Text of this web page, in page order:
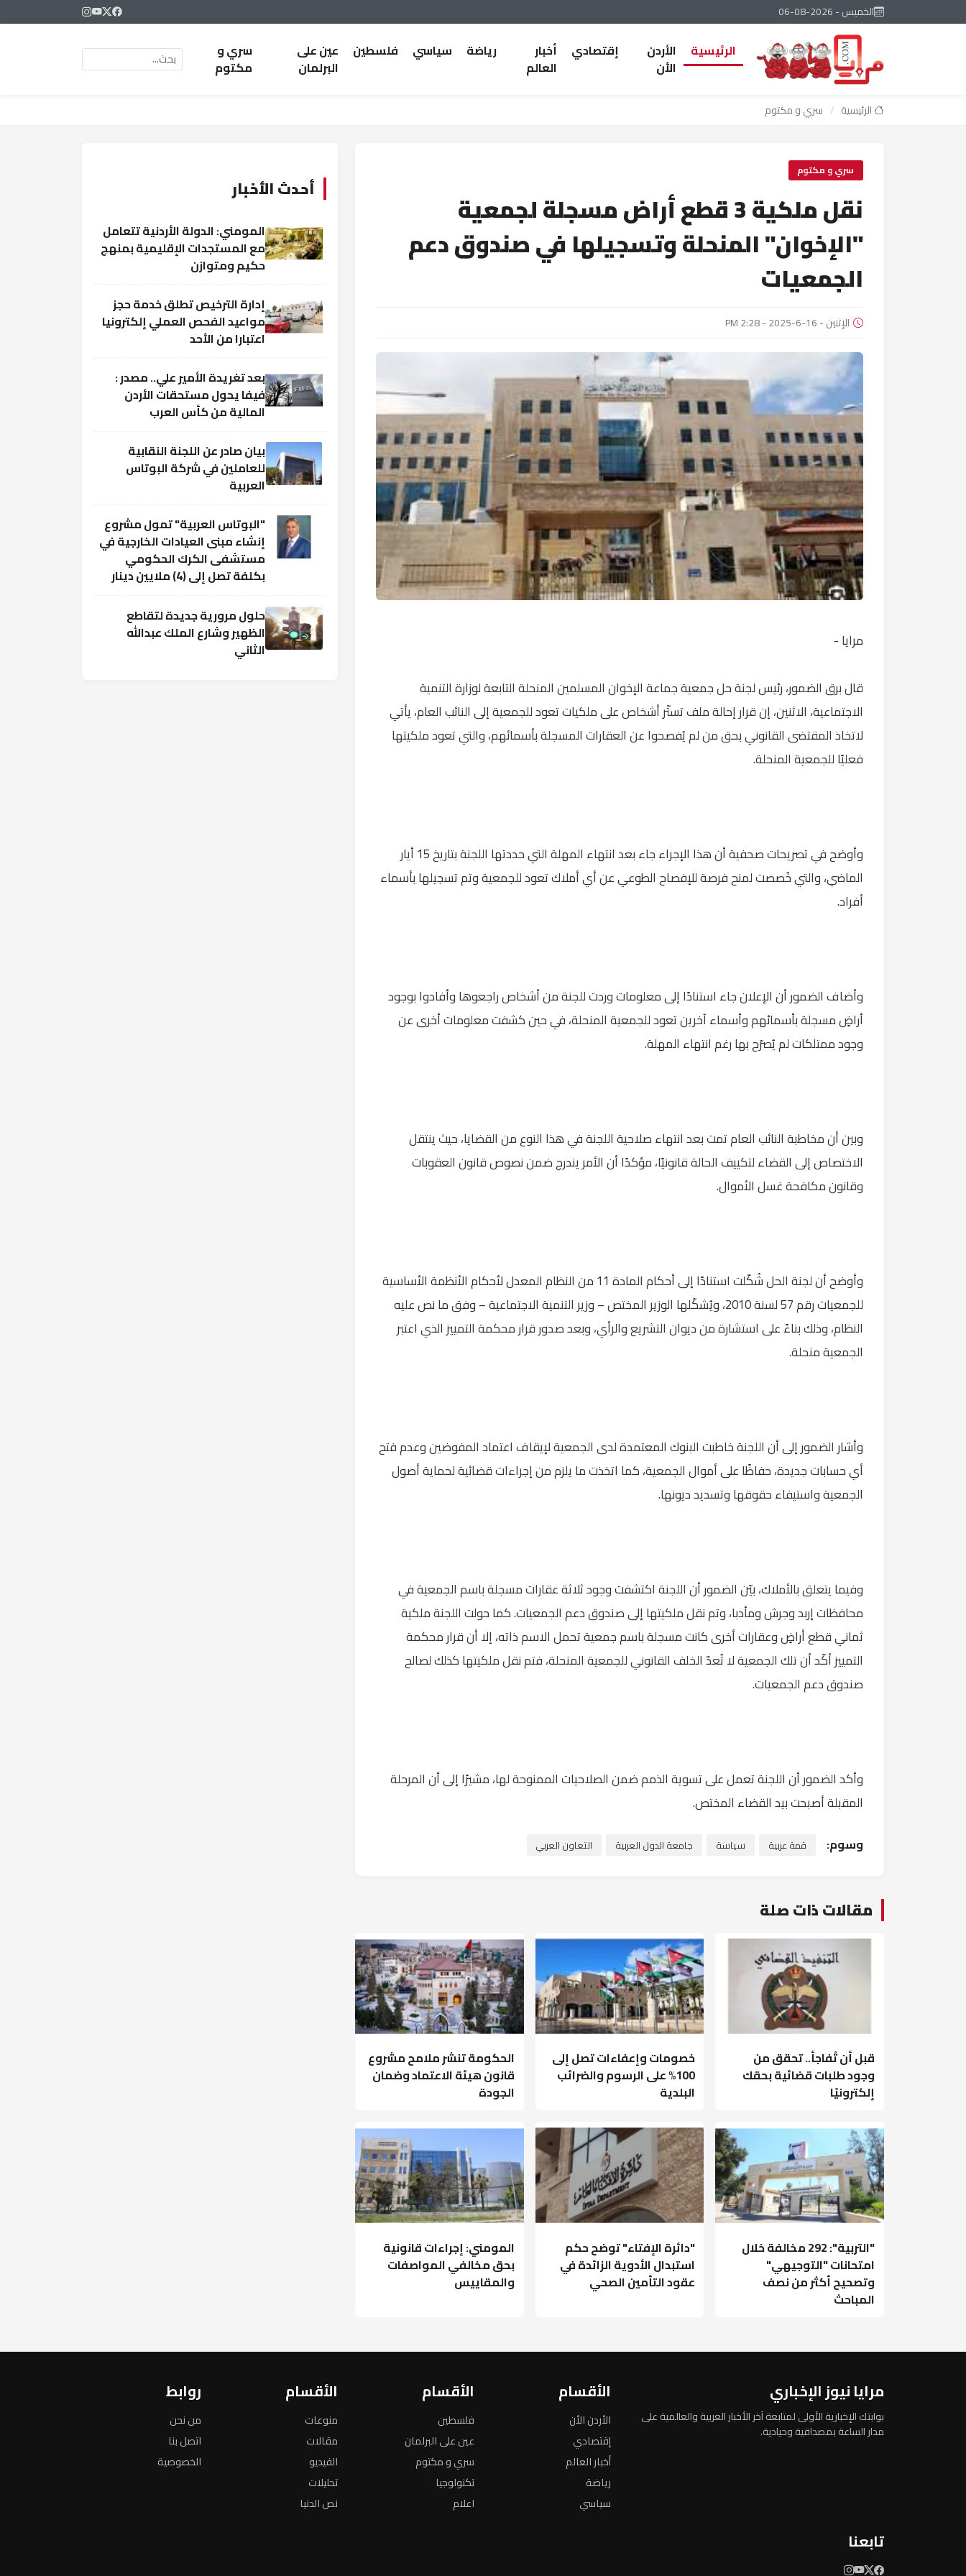
الخميس - 2026-08-06
الرئيسية
الأردن
الأن
إقتصادي
أخبار
العالم
رياضة سياسي فلسطين
عين على
البرلمان
سري و
مكتوم
الرئيسية / سري و مكتوم
سري و مكتوم
نقل ملكية 3 قطع أراض مسجلة لجمعية
"الإخوان" المنحلة وتسجيلها في صندوق دعم
الجمعيات
الإثنين - 16-6-2025 - 2:28 PM
مرايا -
قال برق الضمور، رئيس لجنة حل جمعية جماعة الإخوان المسلمين المنحلة التابعة لوزارة التنمية
الاجتماعية، الاثنين، إن قرار إحالة ملف تستّر أشخاص على ملكيات تعود للجمعية إلى النائب العام، يأتي
لاتخاذ المقتضى القانوني بحق من لم يُفصحوا عن العقارات المسجلة بأسمائهم، والتي تعود ملكيتها
فعليًا للجمعية المنحلة.
وأوضح في تصريحات صحفية أن هذا الإجراء جاء بعد انتهاء المهلة التي حددتها اللجنة بتاريخ 15 أيار
الماضي، والتي خُصصت لمنح فرصة للإفصاح الطوعي عن أي أملاك تعود للجمعية وتم تسجيلها بأسماء
أفراد.
وأضاف الضمور أن الإعلان جاء استنادًا إلى معلومات وردت للجنة من أشخاص راجعوها وأفادوا بوجود
أراضٍ مسجلة بأسمائهم وأسماء آخرين تعود للجمعية المنحلة، في حين كشفت معلومات أخرى عن
وجود ممتلكات لم يُصرّح بها رغم انتهاء المهلة.
وبين أن مخاطبة النائب العام تمت بعد انتهاء صلاحية اللجنة في هذا النوع من القضايا، حيث ينتقل
الاختصاص إلى القضاء لتكييف الحالة قانونيًا، مؤكدًا أن الأمر يندرج ضمن نصوص قانون العقوبات
وقانون مكافحة غسل الأموال.
وأوضح أن لجنة الحل شُكّلت استنادًا إلى أحكام المادة 11 من النظام المعدل لأحكام الأنظمة الأساسية
للجمعيات رقم 57 لسنة 2010، ويُشكّلها الوزير المختص – وزير التنمية الاجتماعية – وفق ما نص عليه
النظام، وذلك بناءً على استشارة من ديوان التشريع والرأي، وبعد صدور قرار محكمة التمييز الذي اعتبر
الجمعية منحلة.
وأشار الضمور إلى أن اللجنة خاطبت البنوك المعتمدة لدى الجمعية لإيقاف اعتماد المفوضين وعدم فتح
أي حسابات جديدة، حفاظًا على أموال الجمعية، كما اتخذت ما يلزم من إجراءات قضائية لحماية أصول
الجمعية واستيفاء حقوقها وتسديد ديونها.
وفيما يتعلق بالأملاك، بيّن الضمور أن اللجنة اكتشفت وجود ثلاثة عقارات مسجلة باسم الجمعية في
محافظات إربد وجرش ومأدبا، وتم نقل ملكيتها إلى صندوق دعم الجمعيات. كما حولت اللجنة ملكية
ثماني قطع أراضٍ وعقارات أخرى كانت مسجلة باسم جمعية تحمل الاسم ذاته، إلا أن قرار محكمة
التمييز أكّد أن تلك الجمعية لا تُعدّ الخلف القانوني للجمعية المنحلة، فتم نقل ملكيتها كذلك لصالح
صندوق دعم الجمعيات.
وأكد الضمور أن اللجنة تعمل على تسوية الذمم ضمن الصلاحيات الممنوحة لها، مشيرًا إلى أن المرحلة
المقبلة أصبحت بيد القضاء المختص.
وسوم: قمة عربية سياسة جامعة الدول العربية التعاون العربي
مقالات ذات صلة
قبل أن تُفاجأ.. تحقق من
وجود طلبات قضائية بحقك
إلكترونيًا
خصومات وإعفاءات تصل إلى
100% على الرسوم والضرائب
البلدية
الحكومة تنشر ملامح مشروع
قانون هيئة الاعتماد وضمان
الجودة
"التربية": 292 مخالفة خلال
امتحانات "التوجيهي"
وتصحيح أكثر من نصف
المباحث
"دائرة الإفتاء" توضح حكم
استبدال الأدوية الزائدة في
عقود التأمين الصحي
المومني: إجراءات قانونية
بحق مخالفي المواصفات
والمقاييس
أحدث الأخبار
المومني: الدولة الأردنية تتعامل
مع المستجدات الإقليمية بمنهج
حكيم ومتوازن
إدارة الترخيص تطلق خدمة حجز
مواعيد الفحص العملي إلكترونيا
اعتبارا من الأحد
بعد تغريدة الأمير علي.. مصدر :
فيفا يحول مستحقات الأردن
المالية من كأس العرب
بيان صادر عن اللجنة النقابية
للعاملين في شركة البوتاس
العربية
"البوتاس العربية" تمول مشروع
إنشاء مبنى العيادات الخارجية في
مستشفى الكرك الحكومي
بكلفة تصل إلى (4) ملايين دينار
حلول مرورية جديدة لتقاطع
الظهير وشارع الملك عبدالله
الثاني
مرايا نيوز الإخباري
بوابتك الإخبارية الأولى لمتابعة آخر الأخبار العربية والعالمية على
مدار الساعة بمصداقية وحيادية.
الأقسام
الأردن الأن
إقتصادي
أخبار العالم
رياضة
سياسي
الأقسام
فلسطين
عين على البرلمان
سري و مكتوم
تكنولوجيا
اعلام
الأقسام
منوعات
مقالات
الفيديو
تحليلات
نص الدنيا
روابط
من نحن
اتصل بنا
الخصوصية
تابعنا